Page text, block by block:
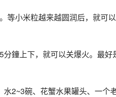
等小米粒越来越圆润后，就可
鐘上下，就可以关爆火。最
2~3碗、花蟹水果罐头、一个